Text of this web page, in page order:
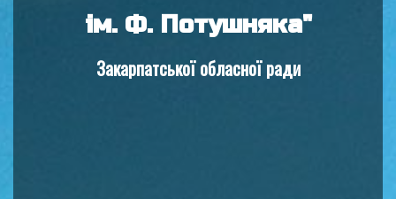
ім. Ф. Потушняка"
Закарпатської обласної ради